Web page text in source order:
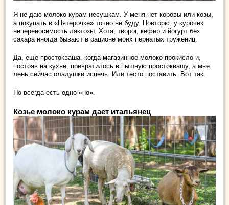
Я не даю молоко курам несушкам. У меня нет коровы или козы,
а покупать в «Пятерочке» точно не буду. Повторю: у курочек
непереносимость лактозы. Хотя, творог, кефир и йогурт без
сахара иногда бывают в рационе моих пернатых тружениц.
Да, еще простокваша, когда магазинное молоко прокисло и,
постояв на кухне, превратилось в пышную простоквашу, а мне
лень сейчас оладушки испечь. Или тесто поставить. Вот так.
Но всегда есть одно «но».
Козье молоко курам дает итальянец